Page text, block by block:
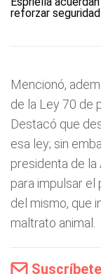
Mencionó,
de la Ley 70 de
Destacó que
esa ley; sin
presidenta de la
para impulsar el
del mismo, que
maltrato animal.